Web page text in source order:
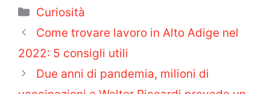
Categorie
Curiosità
Come trovare lavoro in Alto Adige nel
2022: 5 consigli utili
Due anni di pandemia, milioni di